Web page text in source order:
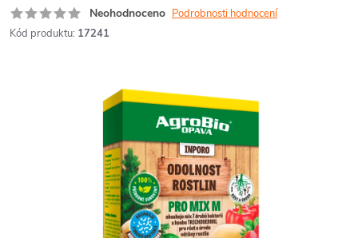
Neohodnoceno Podrobnosti hodnocení
Kód produktu: 17241